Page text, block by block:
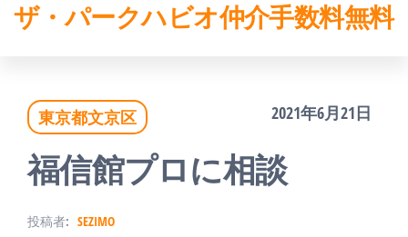
コザ・パークハビオ仲介手数料無料
東京都文京区 2021年6月21日
福信館プロに相談
投稿者: SEZIMO